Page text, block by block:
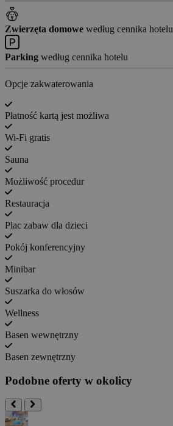
Zwierzęta domowe według cennika hotelu
Parking według cennika hotelu
Opcje zakwaterowania
Płatność kartą jest możliwa
Wi-Fi gratis
Sauna
Możliwość procedur
Restauracja
Plac zabaw dla dzieci
Pokój konferencyjny
Minibar
Suszarka do włosów
Wellness
Basen wewnętrzny
Basen zewnętrzny
Podobne oferty w okolicy